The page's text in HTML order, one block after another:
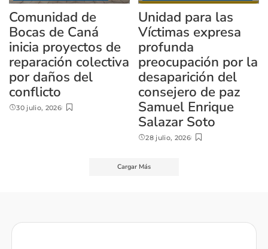
Comunidad de
Bocas de Caná
inicia proyectos de
reparación colectiva
por daños del
conflicto
30 julio, 2026
Unidad para las
Víctimas expresa
profunda
preocupación por la
desaparición del
consejero de paz
Samuel Enrique
Salazar Soto
28 julio, 2026
Cargar Más